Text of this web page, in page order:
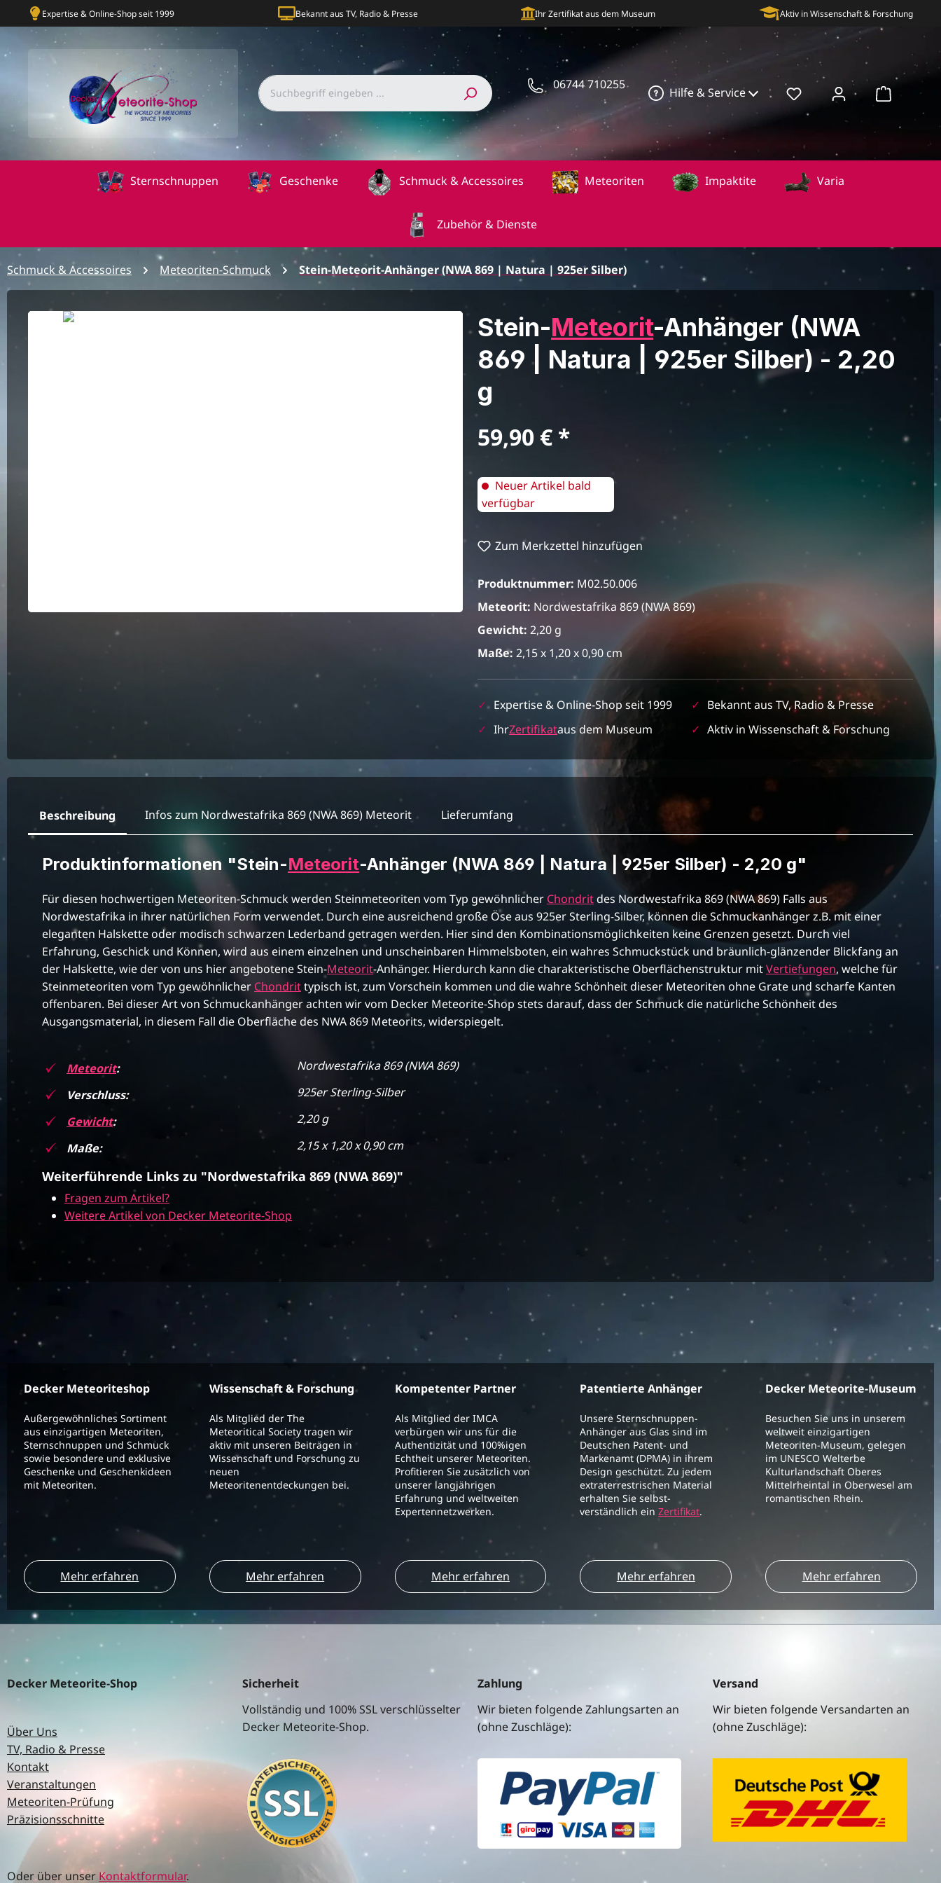
Expertise & Online-Shop seit 1999 Bekannt aus TV, Radio & Presse Ihr Zertifikat aus dem Museum Aktiv in Wissenschaft & Forschung
06744 710255
Hilfe & Service
Sternschnuppen Geschenke Schmuck & Accessoires Meteoriten Impaktite Varia
Zubehör & Dienste
Schmuck & Accessoires Meteoriten-Schmuck Stein-Meteorit-Anhänger (NWA 869 | Natura | 925er Silber)
Bildergalerie überspringen Stein-Meteorit-Anhänger (NWA
869 | Natura | 925er Silber) - 2,20
g
Regulärer Preis:
59,90 €
Neuer Artikel bald
verfügbar
Zum Merkzettel hinzufügen
Produktnummer: M02.50.006
Meteorit: Nordwestafrika 869 (NWA 869)
Gewicht: 2,20 g
Maße: 2,15 x 1,20 x 0,90 cm
✓ Expertise & Online-Shop seit 1999 ✓ Bekannt aus TV, Radio & Presse
✓ IhrZertifikataus dem Museum ✓ Aktiv in Wissenschaft & Forschung
Beschreibung Infos zum Nordwestafrika 869 (NWA 869) Meteorit Lieferumfang
Produktinformationen "Stein-Meteorit-Anhänger (NWA 869 | Natura | 925er Silber) - 2,20 g"
Für diesen hochwertigen Meteoriten-Schmuck werden Steinmeteoriten vom Typ gewöhnlicher Chondritdes Nordwestafrika 869 (NWA 869) Falls aus
Nordwestafrika in ihrer natürlichen Form verwendet. Durch eine ausreichend große Öse aus 925er Sterling-Silber, können die Schmuckanhänger z.B. mit einer
eleganten Halskette oder modisch schwarzen Lederband getragen werden. Hier sind den Kombinationsmöglichkeiten keine Grenzen gesetzt. Durch viel
Erfahrung, Geschick und Können, wird aus einem einzelnen und unscheinbaren Himmelsboten, ein wahres Schmuckstück und bräunlich-glänzender Blickfang an
der Halskette, wie der von uns hier angebotene Stein-Meteorit-Anhänger. Hierdurch kann die charakteristische Oberflächenstruktur mitVertiefungen, welche für
Steinmeteoriten vom Typ gewöhnlicher Chondrittypisch ist, zum Vorschein kommen und die wahre Schönheit dieser Meteoriten ohne Grate und scharfe Kanten
offenbaren. Bei dieser Art von Schmuckanhänger achten wir vom Decker Meteorite-Shop stets darauf, dass der Schmuck die natürliche Schönheit des
Ausgangsmaterial, in diesem Fall die Oberfläche des NWA 869 Meteorits, widerspiegelt.
Meteorit:
Nordwestafrika 869 (NWA 869)
Verschluss:
925er Sterling-Silber
Gewicht:
2,20 g
Maße:
2,15 x 1,20 x 0,90 cm
Weiterführende Links zu "Nordwestafrika 869 (NWA 869)"
Fragen zum Artikel?
Weitere Artikel von Decker Meteorite-Shop
Decker Meteoriteshop
Außergewöhnliches Sortiment
aus einzigartigen Meteoriten,
Sternschnuppen und Schmuck
sowie besondere und exklusive
Geschenke und Geschenkideen
mit Meteoriten.
Mehr erfahren
Wissenschaft & Forschung
Als Mitglied der The
Meteoritical Society tragen wir
aktiv mit unseren Beiträgen in
Wissenschaft und Forschung zu
neuen
Meteoritenentdeckungen bei.
Mehr erfahren
Kompetenter Partner
Als Mitglied der IMCA
verbürgen wir uns für die
Authentizität und 100%igen
Echtheit unserer Meteoriten.
Profitieren Sie zusätzlich von
unserer langjährigen
Erfahrung und weltweiten
Expertennetzwerken.
Mehr erfahren
Patentierte Anhänger
Unsere Sternschnuppen-
Anhänger aus Glas sind im
Deutschen Patent- und
Markenamt (DPMA) in ihrem
Design geschützt. Zu jedem
extraterrestrischen Material
erhalten Sie selbst-
verständlich einZertifikat.
Mehr erfahren
Decker Meteorite-Museum
Besuchen Sie uns in unserem
weltweit einzigartigen
Meteoriten-Museum, gelegen
im UNESCO Welterbe
Kulturlandschaft Oberes
Mittelrheintal in Oberwesel am
romantischen Rhein.
Mehr erfahren
Decker Meteorite-Shop
Über Uns
TV, Radio & Presse
Kontakt
Veranstaltungen
Meteoriten-Prüfung
Präzisionsschnitte
Oder über unserKontaktformular.
Sicherheit
Vollständig und 100% SSL verschlüsselter
Decker Meteorite-Shop.
Zahlung
Wir bieten folgende Zahlungsarten an
(ohne Zuschläge):
Versand
Wir bieten folgende Versandarten an
(ohne Zuschläge):